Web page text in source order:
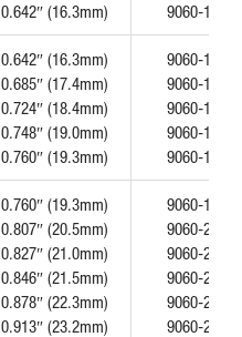
0.642″ (16.3mm)
9060-163
0.642″ (16.3mm)
0.685″ (17.4mm)
0.724″ (18.4mm)
0.748″ (19.0mm)
0.760″ (19.3mm)
9060-163
9060-174
9060-184
9060-190
9060-193
0.760″ (19.3mm)
0.807″ (20.5mm)
0.827″ (21.0mm)
0.846″ (21.5mm)
0.878″ (22.3mm)
0.913″ (23.2mm)
9060-193
9060-205
9060-210
9060-215
9060-223
9060-232